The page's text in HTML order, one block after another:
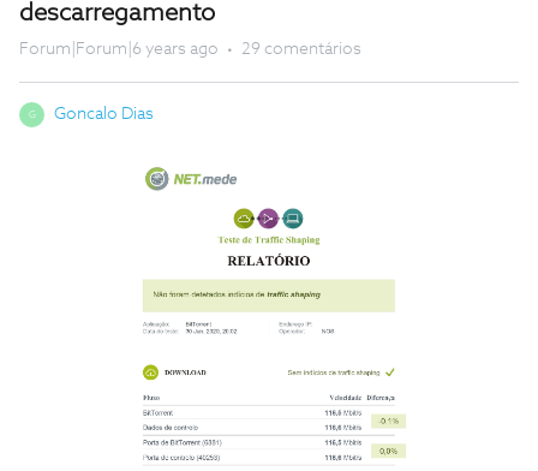
descarregamento
Forum|Forum|6 years ago 29 comentários
G Goncalo Dias